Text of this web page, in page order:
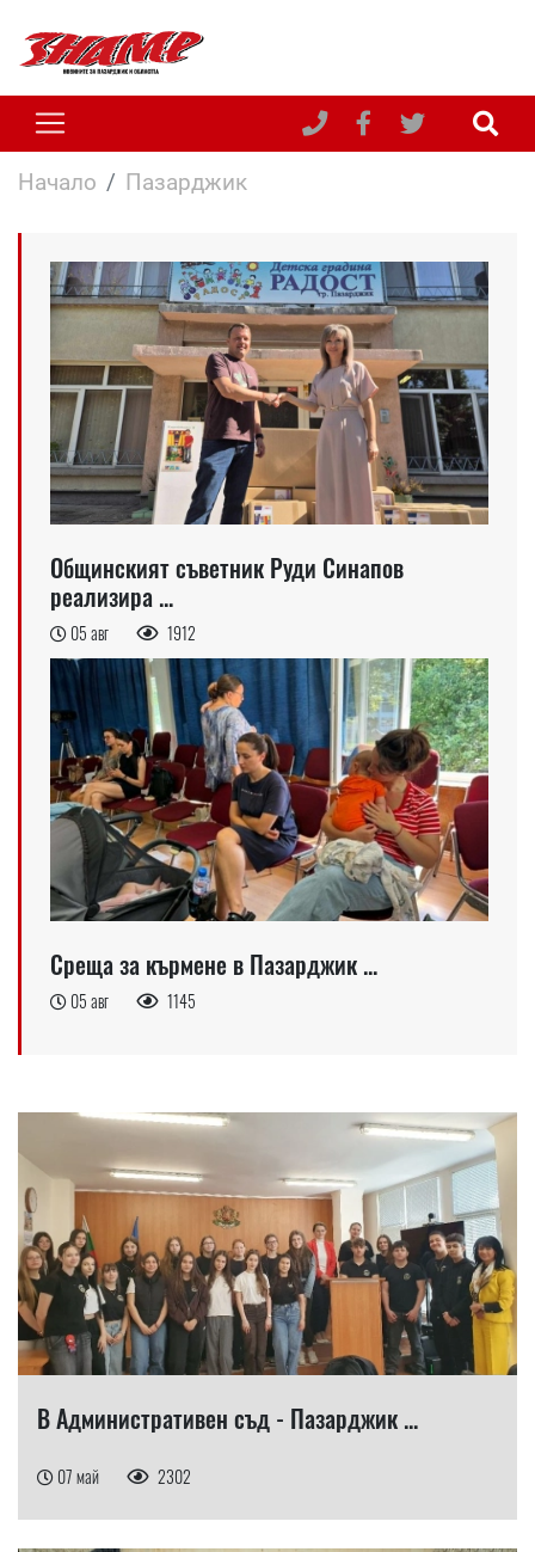
Начало Пазарджик
Общинският съветник Руди Синапов
реализира ...
05 авг 1912
Среща за кърмене в Пазарджик ...
05 авг 1145
В Административен съд - Пазарджик ...
07 май 2302